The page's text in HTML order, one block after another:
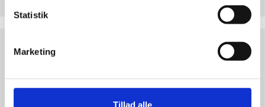
Statistik
Marketing
Tillad alle
dine